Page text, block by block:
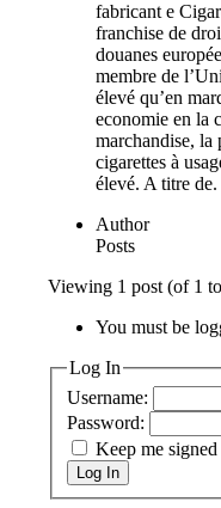
fabricant e
franchise de
douanes
membre de
élevé qu’en
economie en la
marchandise, la
cigarettes à
élevé. A titre
Author
Posts
Viewing 1 post (of 1
You must be
Log In
Username:
Password:
Keep me signed
Log In